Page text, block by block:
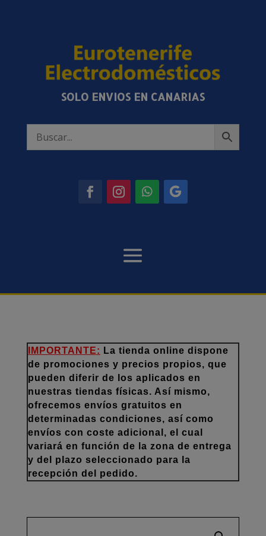
SOLO ENVIOS EN CANARIAS
IMPORTANTE: La tienda online dispone
de promociones y precios propios, que
pueden diferir de los aplicados en
nuestras tiendas físicas. Así mismo,
ofrecemos envíos gratuitos en
determinadas condiciones, así como
envíos con coste adicional, el cual
variará en función de la zona de entrega
y del plazo seleccionado para la
recepción del pedido.